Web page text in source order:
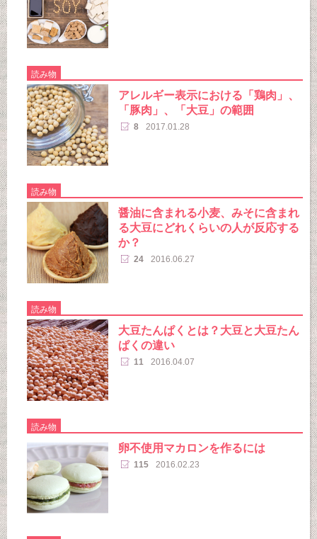
読み物
アレルギー表示における「鶏肉」、
「豚肉」、「大豆」の範囲
8 2017.01.28
読み物
醤油に含まれる小麦、みそに含まれ
る大豆にどれくらいの人が反応する
か？
24 2016.06.27
読み物
大豆たんぱくとは？大豆と大豆たん
ぱくの違い
11 2016.04.07
読み物
卵不使用マカロンを作るには
115 2016.02.23